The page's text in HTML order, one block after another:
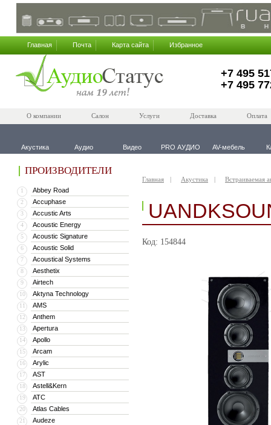
Главная Почта Карта сайта Избранное
+7 495
+7 495
О компании Салон Услуги Доставка Оплата
Акустика Аудио Видео PRO АУДИО AV-мебель
ПРОИЗВОДИТЕЛИ
1 Abbey Road
2 Accuphase
3 Accustic Arts
4 Acoustic Energy
5 Acoustic Signature
6 Acoustic Solid
7 Acoustical Systems
8 Aesthetix
9 Airtech
10 Aktyna Technology
11 AMS
12 Anthem
13 Apertura
14 Apollo
15 Arcam
16 Arylic
17 AST
18 Astell&Kern
19 ATC
20 Atlas Cables
21 Audeze
Главная Акустика Встраиваемая
Код: 154844